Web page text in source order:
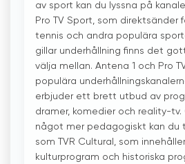
av sport kan du lyssna på
Pro TV Sport, som direktsänder
tennis och andra populära
gillar underhållning finns det
välja mellan. Antena 1 och Pro
populära
erbjuder ett brett utbud av
dramer, komedier och reality-
något mer pedagogiskt kan du
som TVR Cultural, som
kulturprogram och historiska